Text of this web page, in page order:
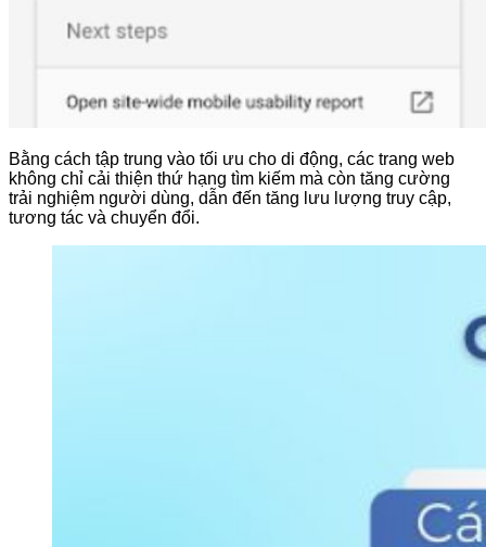
Bằng cách tập trung vào tối ưu cho di động, các trang web
không chỉ cải thiện thứ hạng tìm kiếm mà còn tăng cường
trải nghiệm người dùng, dẫn đến tăng lưu lượng truy cập,
tương tác và chuyển đổi.